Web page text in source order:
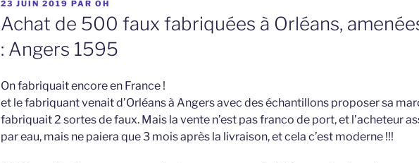
PUBLIÉ
LE
23 JUIN 2019 PAR OH
Achat de 500 faux fabriquées à Orléans,
: Angers 1595
On fabriquait encore en France !
et le fabriquant venait d’Orléans à Angers avec des échantillons proposer sa
fabriquait 2 sortes de faux. Mais la vente n’est pas franco de port, et l’acheteur
par eau, mais ne paiera que 3 mois après la livraison, et cela c’est moderne !!!